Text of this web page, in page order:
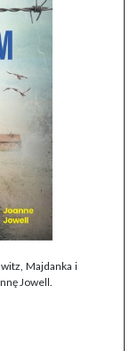
Majdanka i
Jowell.